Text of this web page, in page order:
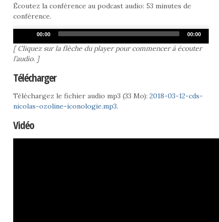
Écoutez la conférence au podcast audio: 53 minutes de
conférence.
Player
00:00 00:00
[ Cliquez sur la flèche du player pour commencer à écouter
l’audio. ]
Télécharger
Téléchargez le fichier audio mp3 (33 Mo): 2018-03-12-cds-
nicolas-ozoline-iconologie.mp3.
Vidéo